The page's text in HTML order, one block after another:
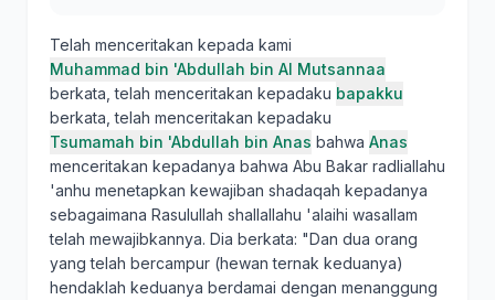
Telah menceritakan kepada kami
Muhammad bin 'Abdullah bin Al Mutsannaa
berkata, telah menceritakan kepadaku bapakku
berkata, telah menceritakan kepadaku
Tsumamah bin 'Abdullah bin Anas bahwa Anas
menceritakan kepadanya bahwa Abu Bakar radliallahu
'anhu menetapkan kewajiban shadaqah kepadanya
sebagaimana Rasulullah shallallahu 'alaihi wasallam
telah mewajibkannya. Dia berkata: "Dan dua orang
yang telah bercampur (hewan ternak keduanya)
hendaklah keduanya berdamai dengan menanggung